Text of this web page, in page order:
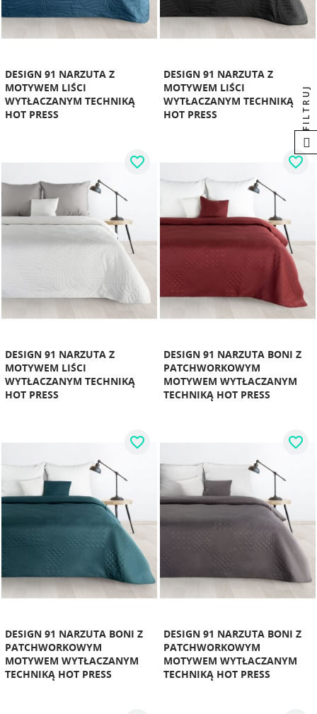
DESIGN 91 NARZUTA Z
MOTYWEM LIŚCI
WYTŁACZANYM TECHNIKĄ
HOT PRESS
DESIGN 91 NARZUTA Z
MOTYWEM LIŚCI
WYTŁACZANYM TECHNIKĄ
HOT PRESS
DESIGN 91 NARZUTA Z
MOTYWEM LIŚCI
WYTŁACZANYM TECHNIKĄ
HOT PRESS
favorite_border
DESIGN 91 NARZUTA BONI Z
PATCHWORKOWYM
MOTYWEM WYTŁACZANYM
TECHNIKĄ HOT PRESS
favorite_border
DESIGN 91 NARZUTA BONI Z
PATCHWORKOWYM
MOTYWEM WYTŁACZANYM
TECHNIKĄ HOT PRESS
favorite_border
DESIGN 91 NARZUTA BONI Z
PATCHWORKOWYM
MOTYWEM WYTŁACZANYM
TECHNIKĄ HOT PRESS
favorite_border
FILTRUJ